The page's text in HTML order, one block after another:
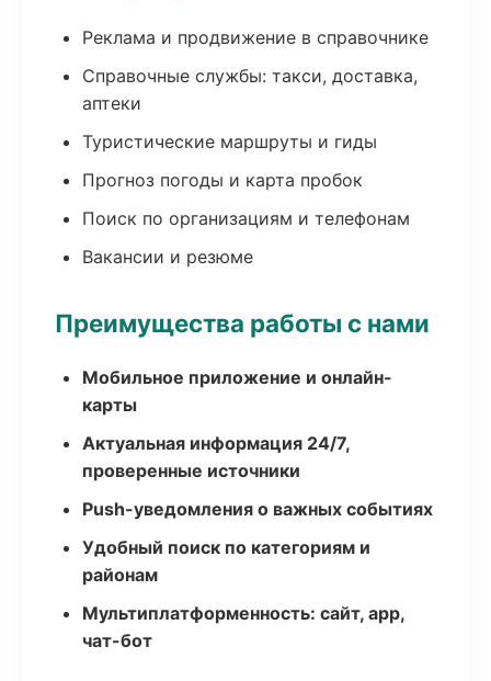
Реклама и продвижение в справочнике
Справочные службы: такси, доставка,
аптеки
Туристические маршруты и гиды
Прогноз погоды и карта пробок
Поиск по организациям и телефонам
Вакансии и резюме
Преимущества работы с нами
Мобильное приложение и онлайн-
карты
Актуальная информация 24/7,
проверенные источники
Push-уведомления о важных событиях
Удобный поиск по категориям и
районам
Мультиплатформенность: сайт, app,
чат-бот